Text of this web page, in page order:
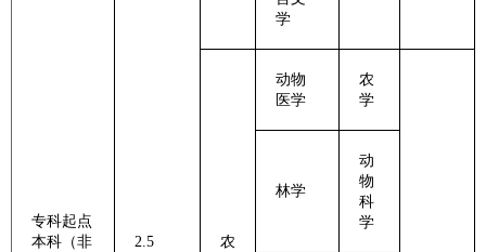
专科起点
本科（非
2.5
学
农
动物
医学
农
学
林学
动
物
科
学